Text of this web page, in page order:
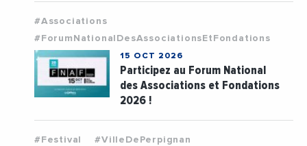
#Associations
#ForumNationalDesAssociationsEtFondations
15 OCT 2026
Participez au Forum National
des Associations et Fondations
2026 !
#Festival #VilleDePerpignan